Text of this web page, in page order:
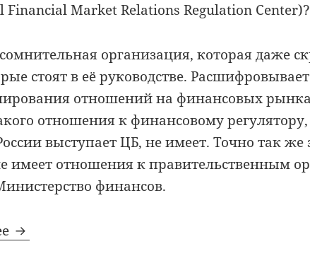
Market Relations Regulation Center)?
организация, которая даже
стоят в её руководстве.
отношений на финансовых
отношения к финансовому регулятору,
выступает ЦБ, не имеет. Точно так же
имеет отношения к правительственным
финансов.
Что такое ЦРОФР и почему это опасно